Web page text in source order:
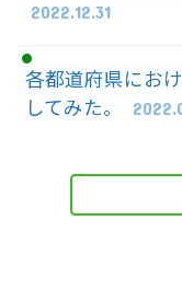
2022.12.31
各都道府県にお
してみた。